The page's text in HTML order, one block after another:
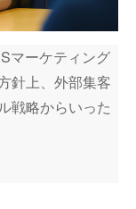
マーケティング
針上、外部集客
戦略からいった